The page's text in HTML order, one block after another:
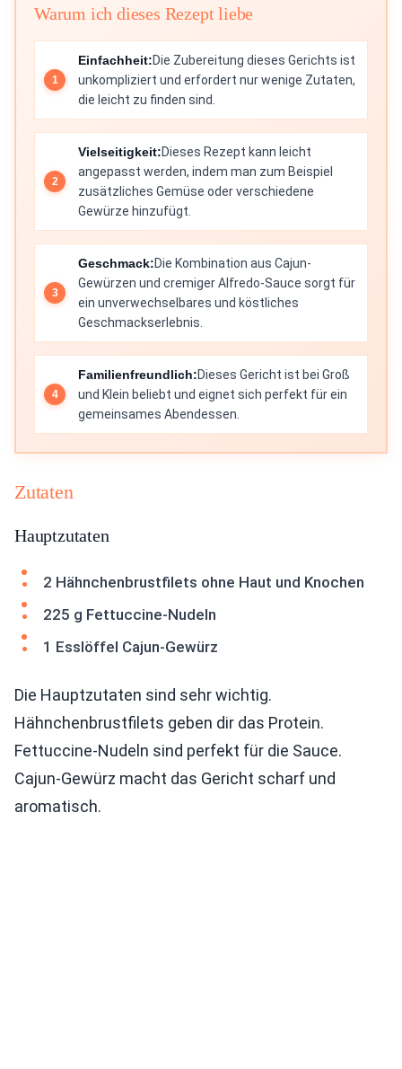
Warum ich dieses Rezept liebe
Einfachheit:Die Zubereitung dieses Gerichts ist
unkompliziert und erfordert nur wenige Zutaten,
die leicht zu finden sind.
Vielseitigkeit:Dieses Rezept kann leicht
angepasst werden, indem man zum Beispiel
zusätzliches Gemüse oder verschiedene
Gewürze hinzufügt.
Geschmack:Die Kombination aus Cajun-
Gewürzen und cremiger Alfredo-Sauce sorgt für
ein unverwechselbares und köstliches
Geschmackserlebnis.
Familienfreundlich:Dieses Gericht ist bei Groß
und Klein beliebt und eignet sich perfekt für ein
gemeinsames Abendessen.
Zutaten
Hauptzutaten
2 Hähnchenbrustfilets ohne Haut und Knochen
225 g Fettuccine-Nudeln
1 Esslöffel Cajun-Gewürz
Die Hauptzutaten sind sehr wichtig.
Hähnchenbrustfilets geben dir das Protein.
Fettuccine-Nudeln sind perfekt für die Sauce.
Cajun-Gewürz macht das Gericht scharf und
aromatisch.